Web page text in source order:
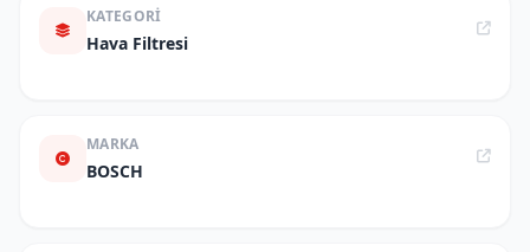
KATEGORI
Hava Filtresi
MARKA
BOSCH